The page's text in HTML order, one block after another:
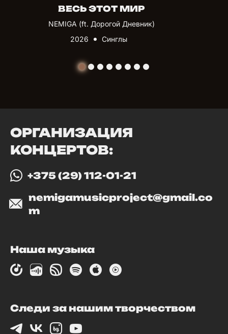
ВЕСЬ ЭТОТ МИР
NEMIGA (ft. Дорогой Дневник)
2026
Синглы
ОРГАНИЗАЦИЯ
КОНЦЕРТОВ:
+375 (29) 112-01-21
nemigamusicproject@gmail.co
m
Наша музыка
Следи за нашим творчеством